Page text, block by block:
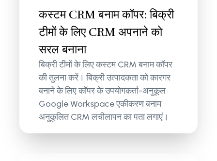
कस्टम CRM बनाम कॉपर: बिक्री
टीमों के लिए CRM अपनाने को
सरल बनाना
बिक्री टीमों के लिए कस्टम CRM बनाम कॉपर
की तुलना करें। बिक्री उत्पादकता को कारगर
बनाने के लिए कॉपर के उपयोगकर्ता-अनुकूल
Google Workspace एकीकरण बनाम
अनुकूलित CRM लचीलापन का पता लगाएं।